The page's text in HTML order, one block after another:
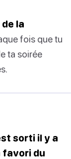
la
fois que tu
ta soirée
sorti il y a
favori du